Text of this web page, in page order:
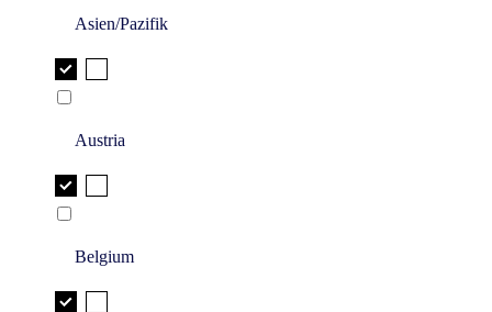
Asien/Pazifik
Austria
Belgium